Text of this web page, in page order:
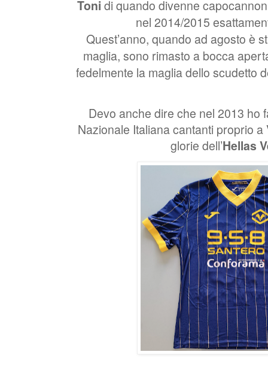
Toni di quando divenne
nel 2014/2015
Quest’anno, quando ad agosto è
maglia, sono rimasto a bocca
fedelmente la maglia dello scudetto
Devo anche dire che nel 2013 ho
Nazionale Italiana cantanti proprio
glorie dell’Hellas